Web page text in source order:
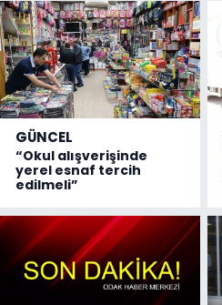
GÜNCEL
“Okul alışverişinde
yerel esnaf tercih
edilmeli”